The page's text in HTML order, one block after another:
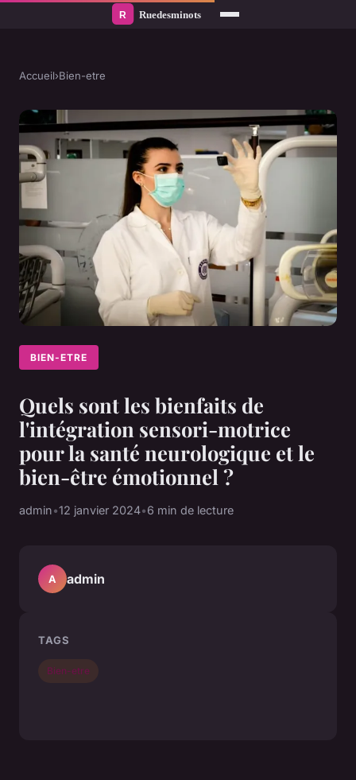
Accueil›Bien-etre
BIEN-ETRE
Quels sont les bienfaits de
l'intégration sensori-motrice
pour la santé neurologique et le
bien-être émotionnel ?
admin•12 janvier 2024•6 min de lecture
A admin
TAGS
Bien-etre